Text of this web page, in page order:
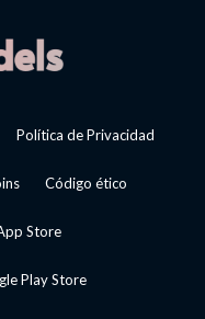
Política de Privacidad
Código ético
Store
Play Store